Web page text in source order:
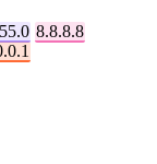
8.8.8.8